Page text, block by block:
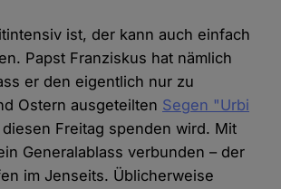
ist, der kann auch einfach
Papst Franziskus hat nämlich
er den eigentlich nur zu
Ostern ausgeteilten Segen "Urbi
Freitag spenden wird. Mit
Generalablass verbunden – der
im Jenseits. Üblicherweise